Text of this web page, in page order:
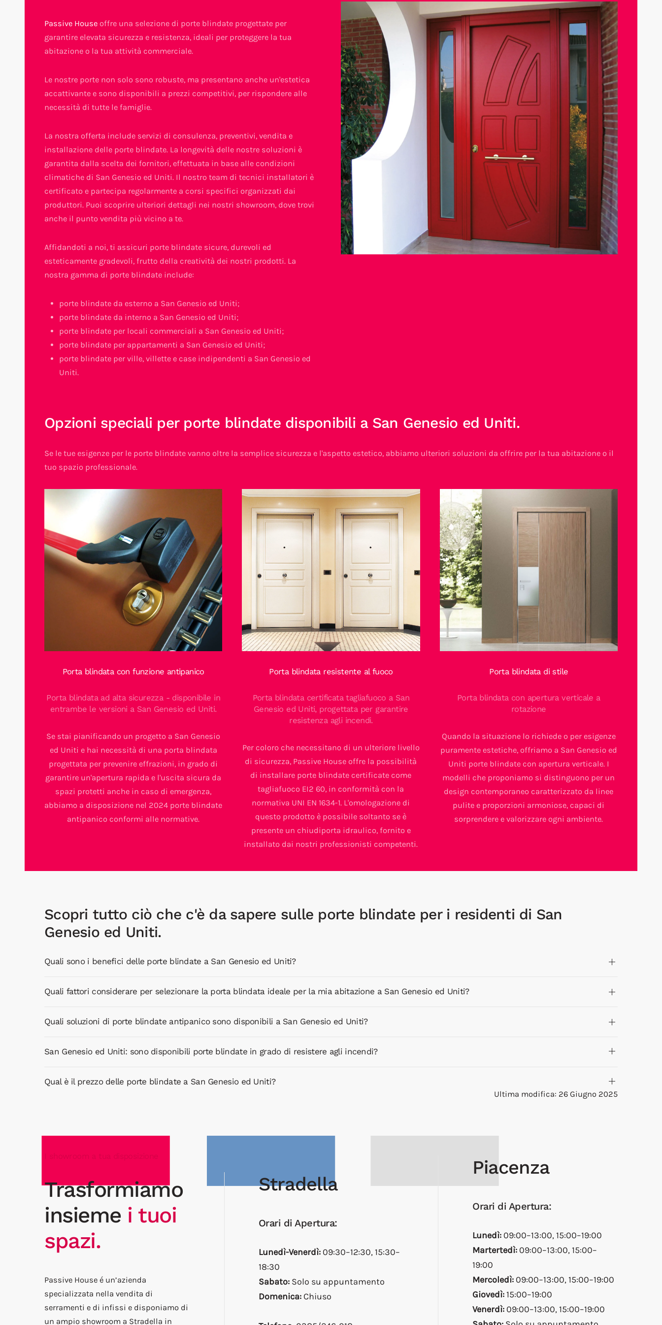
Passive House offre una selezione di porte blindate progettate per
garantire elevata sicurezza e resistenza, ideali per proteggere la tua
abitazione o la tua attività commerciale.
Le nostre porte non solo sono robuste, ma presentano anche un'estetica
accattivante e sono disponibili a prezzi competitivi, per rispondere alle
necessità di tutte le famiglie.
La nostra offerta include servizi di consulenza, preventivi, vendita e
installazione delle porte blindate. La longevità delle nostre soluzioni è
garantita dalla scelta dei fornitori, effettuata in base alle condizioni
climatiche di San Genesio ed Uniti. Il nostro team di tecnici installatori è
certificato e partecipa regolarmente a corsi specifici organizzati dai
produttori. Puoi scoprire ulteriori dettagli nei nostri showroom, dove trovi
anche il punto vendita più vicino a te.
Affidandoti a noi, ti assicuri porte blindate sicure, durevoli ed
esteticamente gradevoli, frutto della creatività dei nostri prodotti. La
nostra gamma di porte blindate include:
porte blindate da esterno a San Genesio ed Uniti;
porte blindate da interno a San Genesio ed Uniti;
porte blindate per locali commerciali a San Genesio ed Uniti;
porte blindate per appartamenti a San Genesio ed Uniti;
porte blindate per ville, villette e case indipendenti a San Genesio ed
Uniti.
Opzioni speciali per porte blindate disponibili a San Genesio ed Uniti.
Se le tue esigenze per le porte blindate vanno oltre la semplice sicurezza e l'aspetto estetico, abbiamo ulteriori soluzioni da offrire per la tua abitazione o il
tuo spazio professionale.
Porta blindata con funzione antipanico
Porta blindata ad alta sicurezza - disponibile in
entrambe le versioni a San Genesio ed Uniti.
Se stai pianificando un progetto a San Genesio
ed Uniti e hai necessità di una porta blindata
progettata per prevenire effrazioni, in grado di
garantire un'apertura rapida e l'uscita sicura da
spazi protetti anche in caso di emergenza,
abbiamo a disposizione nel 2024 porte blindate
antipanico conformi alle normative.
Porta blindata resistente al fuoco
Porta blindata certificata tagliafuoco a San
Genesio ed Uniti, progettata per garantire
resistenza agli incendi.
Per coloro che necessitano di un ulteriore livello
di sicurezza, Passive House offre la possibilità
di installare porte blindate certificate come
tagliafuoco EI2 60, in conformità con la
normativa UNI EN 1634-1. L'omologazione di
questo prodotto è possibile soltanto se è
presente un chiudiporta idraulico, fornito e
installato dai nostri professionisti competenti.
Porta blindata di stile
Porta blindata con apertura verticale a
rotazione
Quando la situazione lo richiede o per esigenze
puramente estetiche, offriamo a San Genesio ed
Uniti porte blindate con apertura verticale. I
modelli che proponiamo si distinguono per un
design contemporaneo caratterizzato da linee
pulite e proporzioni armoniose, capaci di
sorprendere e valorizzare ogni ambiente.
Scopri tutto ciò che c'è da sapere sulle porte blindate per i residenti di San
Genesio ed Uniti.
Quali sono i benefici delle porte blindate a San Genesio ed Uniti?
Quali fattori considerare per selezionare la porta blindata ideale per la mia abitazione a San Genesio ed Uniti?
Quali soluzioni di porte blindate antipanico sono disponibili a San Genesio ed Uniti?
San Genesio ed Uniti: sono disponibili porte blindate in grado di resistere agli incendi?
Qual è il prezzo delle porte blindate a San Genesio ed Uniti?
Ultima modifica: 26 Giugno 2025
I showroom a tua disposizione
Trasformiamo
insiemei tuoi
spazi.
Passive House é un’azienda
specializzata nella vendita di
serramenti e di infissi e disponiamo di
un ampio showroom a Stradella in
Stradella
Orari di Apertura:
Lunedì-Venerdì:09:30–12:30, 15:30–
18:30
Sabato:Solo su appuntamento
Domenica:Chiuso
Piacenza
Orari di Apertura:
Lunedì: 09:00–13:00, 15:00–19:00
Martertedì: 09:00–13:00, 15:00–
19:00
Mercoledì: 09:00–13:00, 15:00–19:00
Giovedì:15:00–19:00
Venerdì: 09:00–13:00, 15:00–19:00